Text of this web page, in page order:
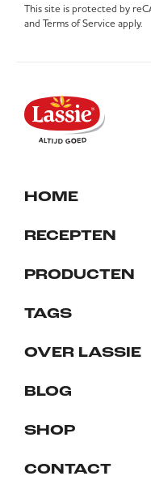
This site is protected by
and Terms of Service apply.
HOME
RECEPTEN
PRODUCTEN
TAGS
OVER LASSIE
BLOG
SHOP
CONTACT